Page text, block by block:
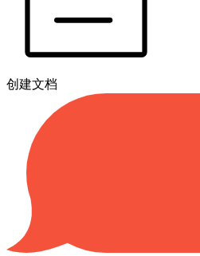
创建文档